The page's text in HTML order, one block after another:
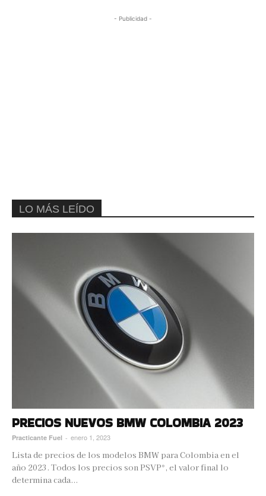
- Publicidad -
LO MÁS LEÍDO
PRECIOS NUEVOS BMW COLOMBIA 2023
Practicante Fuel - enero 1, 2023
Lista de precios de los modelos BMW para Colombia en el
año 2023. Todos los precios son PSVP*, el valor final lo
determina cada...